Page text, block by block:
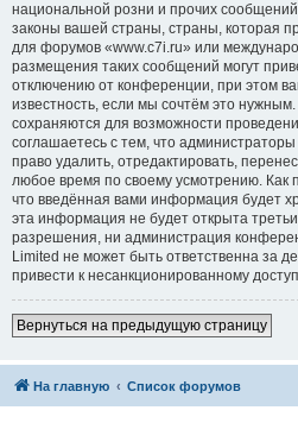
национальной розни и прочих
законы вашей страны, страны, которая
для форумов «www.c7i.ru» или
размещения таких сообщений могут
отключению от конференции, при этом
известность, если мы сочтём это
сохраняются для возможности
соглашаетесь с тем, что
право удалить, отредактировать,
любое время по своему усмотрению. Как
что введённая вами информация будет
эта информация не будет открыта
разрешения, ни администрация
Limited не может быть ответственна за
привести к несанкционированному
Вернуться на предыдущую страницу
На главную Список форумов